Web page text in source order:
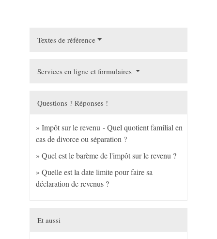
Textes de référence
Services en ligne et formulaires
Questions ? Réponses !
Impôt sur le revenu - Quel quotient familial en
cas de divorce ou séparation ?
Quel est le barème de l'impôt sur le revenu ?
Quelle est la date limite pour faire sa
déclaration de revenus ?
Et aussi